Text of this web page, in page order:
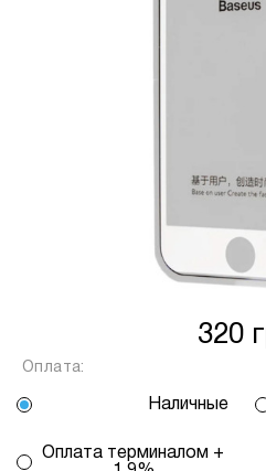
320
Оплата:
Наличные
Оплата терминалом +
від кількості обраних
МИТТЄВА РОЗСТРОЧКА
Якщо сума доступного
можливість доплатити
ПУМБ